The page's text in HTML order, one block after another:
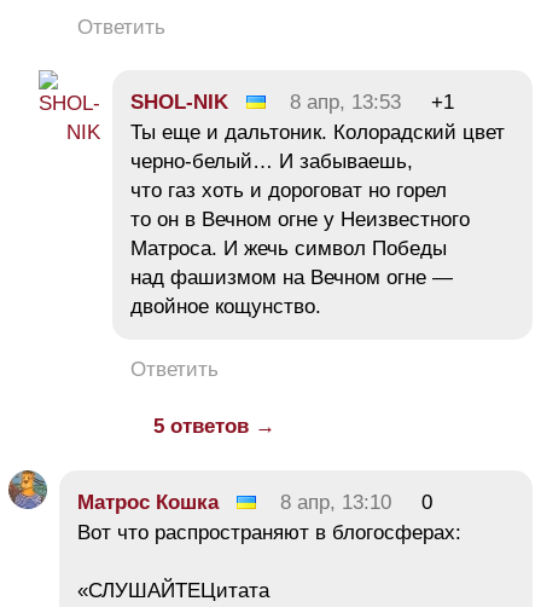
Ответить
SHOL-NIK 8 апр, 13:53
+1
Ты еще и дальтоник. Колорадский цвет
черно-белый… И забываешь,
что газ хоть и дороговат но горел
то он в Вечном огне у Неизвестного
Матроса. И жечь символ Победы
над фашизмом на Вечном огне —
двойное кощунство.
Ответить
5 ответов →
Матрос Кошка 8 апр, 13:10
0
Вот что распространяют в блогосферах:
«СЛУШАЙТЕЦитата